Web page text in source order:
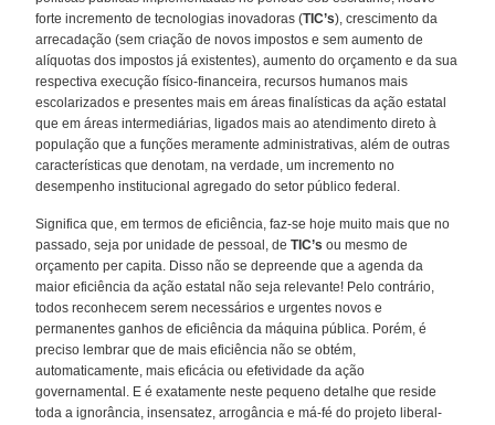
forte incremento de tecnologias inovadoras (TIC’s), crescimento da
arrecadação (sem criação de novos impostos e sem aumento de
alíquotas dos impostos já existentes), aumento do orçamento e da sua
respectiva execução físico-financeira, recursos humanos mais
escolarizados e presentes mais em áreas finalísticas da ação estatal
que em áreas intermediárias, ligados mais ao atendimento direto à
população que a funções meramente administrativas, além de outras
características que denotam, na verdade, um incremento no
desempenho institucional agregado do setor público federal.
Significa que, em termos de eficiência, faz-se hoje muito mais que no
passado, seja por unidade de pessoal, deTIC’s ou mesmo de
orçamento per capita. Disso não se depreende que a agenda da
maior eficiência da ação estatal não seja relevante! Pelo contrário,
todos reconhecem serem necessários e urgentes novos e
permanentes ganhos de eficiência da máquina pública. Porém, é
preciso lembrar que de mais eficiência não se obtém,
automaticamente, mais eficácia ou efetividade da ação
governamental. E é exatamente neste pequeno detalhe que reside
toda a ignorância, insensatez, arrogância e má-fé do projeto liberal-